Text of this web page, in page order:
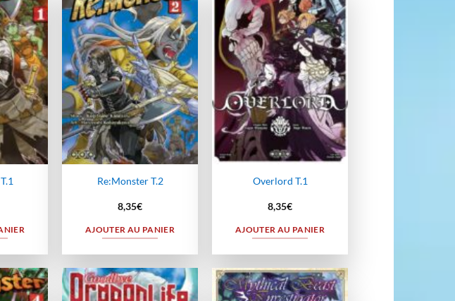
Ajouter
à la
wishlist
Ajouter
à la
wishlist
Re:Monster T.2
8,35€
AJOUTER AU PANIER
Ajouter
à la
wishlist
Overlord T.1
8,35€
AJOUTER AU PANIER